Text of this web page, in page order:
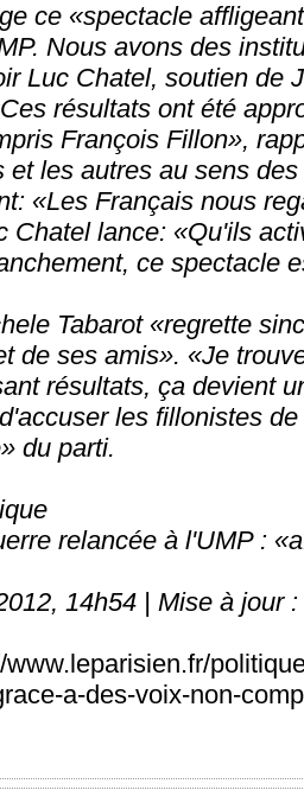
ce «spectacle
Nous avons des
Luc Chatel, soutien de
résultats ont été
François Fillon»,
et les autres au sens
«Les Français nous
Chatel lance: «Qu'ils
ce spectacle
Tabarot «regrette
de ses amis». «Je
résultats, ça devient
les fillonistes
du parti.
relancée à l'UMP :
14h54 | Mise à jour
a-des-voix-non-